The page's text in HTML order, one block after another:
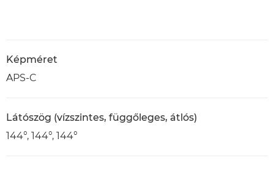
Képméret
APS-C
Látószög (vízszintes, függőleges, átlós)
144°, 144°, 144°